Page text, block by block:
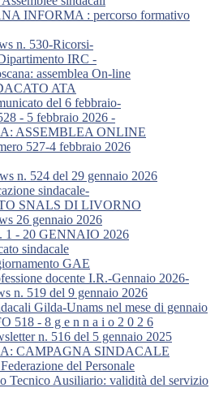
INFORMA : percorso formativo
n. 530-Ricorsi-
IRC -
assemblea On-line
ATA
del 6 febbraio-
- 5 febbraio 2026 -
ASSEMBLEA ONLINE
527-4 febbraio 2026
n. 524 del 29 gennaio 2026
sindacale-
SNALS DI LIVORNO
26 gennaio 2026
1 - 20 GENNAIO 2026
sindacale
GAE
docente I.R.-Gennaio 2026-
n. 519 del 9 gennaio 2026
Gilda-Unams nel mese di gennaio
518 - 8 g e n n a i o 2 0 2 6
n. 516 del 5 gennaio 2025
CAMPAGNA SINDACALE
del Personale
Tecnico Ausiliario: validità del servizio